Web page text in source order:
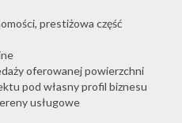
prestiżowa część
oferowanej powierzchni
pod własny profil biznesu
usługowe